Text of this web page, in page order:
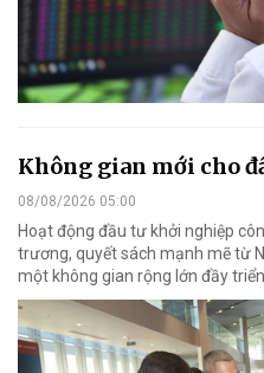
Không gian mới cho
08/08/2026 05:00
Hoạt động đầu tư khởi nghiệp
trương, quyết sách mạnh mẽ từ
một không gian rộng lớn đầy